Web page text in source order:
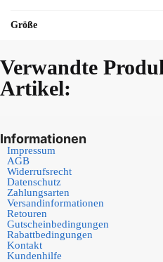
Größe
Verwandte
Artikel:
Informationen
Impressum
AGB
Widerrufsrecht
Datenschutz
Zahlungsarten
Versandinformationen
Retouren
Gutscheinbedingungen
Rabattbedingungen
Kontakt
Kundenhilfe